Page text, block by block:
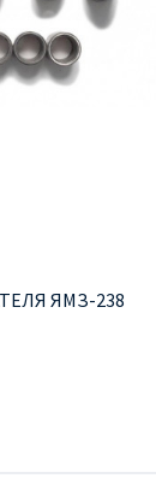
ЯМЗ-238